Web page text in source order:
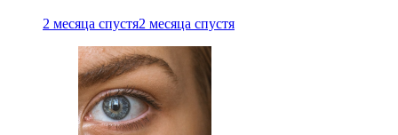
2 месяца спустя2 месяца спустя